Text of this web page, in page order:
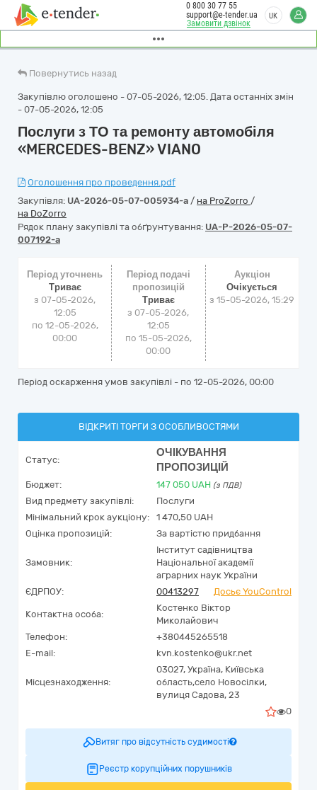
Замовити дзвінок
0 800 30 77 55
support@e-tender.ua
UK
Повернутись назад
Закупівлю оголошено - 07-05-2026, 12:05. Дата останніх змін
- 07-05-2026, 12:05
Послуги з ТО та ремонту автомобіля
«MERCEDES-BENZ» VIANO
Оголошення про проведення.pdf
Закупівля: UA-2026-05-07-005934-a / на ProZorro /
на DoZorro
Рядок плану закупівлі та обґрунтування: UA-P-2026-05-07-
007192-a
Період уточнень
Триває
з 07-05-2026,
12:05
по 12-05-2026,
00:00
Період подачі
пропозицій
Триває
з 07-05-2026,
12:05
по 15-05-2026,
00:00
Аукціон
Очікується
з15-05-2026, 15:29
Період оскарження умов закупівлі - по 12-05-2026, 00:00
ВІДКРИТІ ТОРГИ З ОСОБЛИВОСТЯМИ
Статус:
ОЧІКУВАННЯ
ПРОПОЗИЦІЙ
Бюджет: 147 050 UAH (з ПДВ)
Вид предмету закупівлі:
Послуги
Мінімальний крок аукціону:
1 470,50 UAH
Оцінка пропозицій:
За вартістю придбання
Замовник:
Інститут садівництва
Національної академії
аграрних наук України
ЄДРПОУ:
00413297 Досьє YouControl
Контактна особа:
Костенко Віктор
Миколайович
Телефон:
+380445265518
E-mail:
kvn.kostenko@ukr.net
Місцезнаходження:
03027, Україна, Київська
область,село Новосілки,
вулиця Садова, 23
0
Витяг про відсутність судимості
Реєстр корупційних порушників